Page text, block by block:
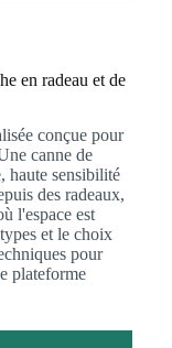
en radeau et de
conçue pour
canne de
haute sensibilité
des radeaux,
l'espace est
et le choix
pour
plateforme